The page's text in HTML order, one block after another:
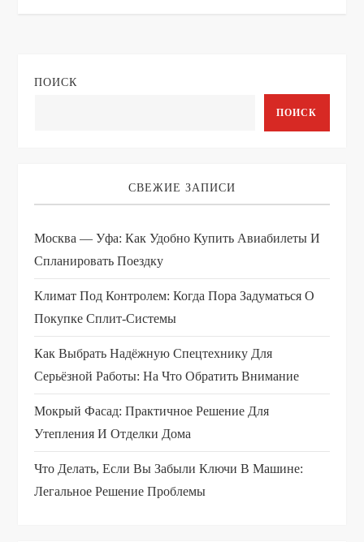
я
п
о
з
а
п
и
с
ПОИСК
ПОИСК
СВЕЖИЕ ЗАПИСИ
Москва — Уфа: Как Удобно Купить Авиабилеты И
Спланировать Поездку
Климат Под Контролем: Когда Пора Задуматься О
Покупке Сплит-Системы
Как Выбрать Надёжную Спецтехнику Для
Серьёзной Работы: На Что Обратить Внимание
Мокрый Фасад: Практичное Решение Для
Утепления И Отделки Дома
Что Делать, Если Вы Забыли Ключи В Машине:
Легальное Решение Проблемы